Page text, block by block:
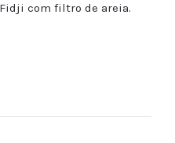
com filtro de areia.